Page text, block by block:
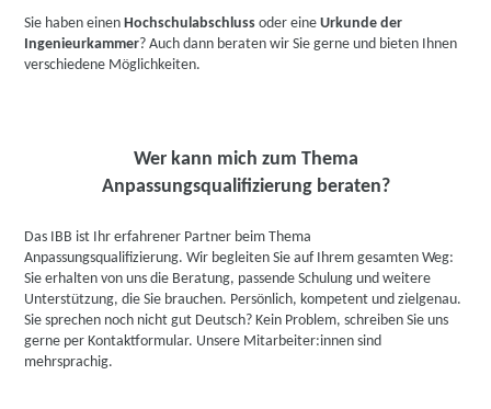
Sie haben einenHochschulabschluss oder eineUrkunde der
Ingenieurkammer? Auch dann beraten wir Sie gerne und bieten Ihnen
verschiedene Möglichkeiten.
Wer kann mich zum Thema
Anpassungsqualifizierung beraten?
Das IBB ist Ihr erfahrener Partner beim Thema
Anpassungsqualifizierung. Wir begleiten Sie auf Ihrem gesamten Weg:
Sie erhalten von uns die Beratung, passende Schulung und weitere
Unterstützung, die Sie brauchen. Persönlich, kompetent und zielgenau.
Sie sprechen noch nicht gut Deutsch? Kein Problem, schreiben Sie uns
gerne per Kontaktformular. Unsere Mitarbeiter:innen sind
mehrsprachig.